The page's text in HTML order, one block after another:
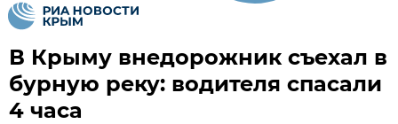
В Крыму внедорожник съехал в
бурную реку: водителя спасали
4 часа